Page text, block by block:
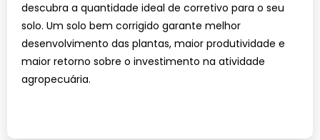
descubra a quantidade ideal de corretivo para o seu
solo. Um solo bem corrigido garante melhor
desenvolvimento das plantas, maior produtividade e
maior retorno sobre o investimento na atividade
agropecuária.